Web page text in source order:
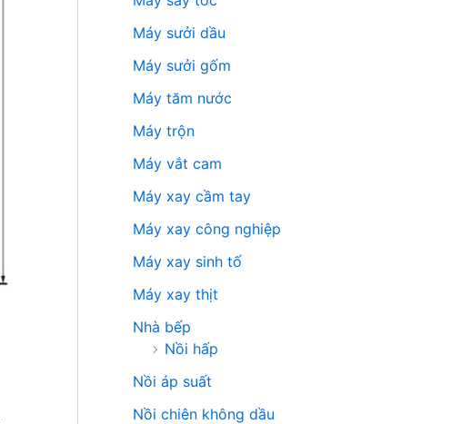
Máy sưởi dầu
Máy sưởi gốm
Máy tăm nước
Máy trộn
Máy vắt cam
Máy xay cầm tay
Máy xay công nghiệp
Máy xay sinh tố
Máy xay thịt
Nhà bếp
Nồi hấp
Nồi áp suất
Nồi chiên không dầu